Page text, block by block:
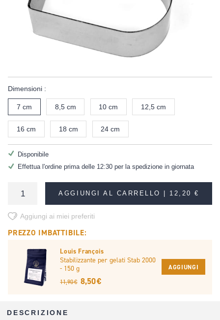
Dimensioni :
7 cm 8,5 cm 10 cm 12,5 cm
16 cm 18 cm 24 cm
Disponibile
Effettua l'ordine prima delle 12:30 per la spedizione in giornata
AGGIUNGI AL CARRELLO | 12,20 €
Aggiungi ai miei preferiti
PREZZO IMBATTIBILE:
Louis François
Stabilizzante per gelati Stab 2000
- 150 g
11,90 € 8,50 €
AGGIUNGI
DESCRIZIONE